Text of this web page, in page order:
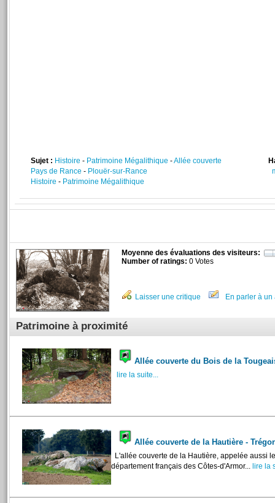
Sujet : Histoire - Patrimoine Mégalithique -Allée couverte
Pays de Rance - Plouër-sur-Rance
Histoire - Patrimoine Mégalithique
Moyenne des évaluations des visiteurs:
Number of ratings: 0 Votes
Laisser une critique En parler à un
Patrimoine à proximité
Allée couverte du Bois de la
lire la suite...
Allée couverte de la Hautière -
L'allée couverte de la Hautière, appelée aussi
département français des Côtes-d'Armor... lire la